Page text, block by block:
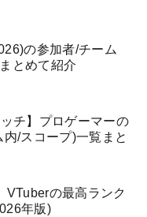
の参加者/チーム
とめて紹介
ッチ】プロゲーマーの
/スコープ)一覧まと
VTuberの最高ランク
年版)